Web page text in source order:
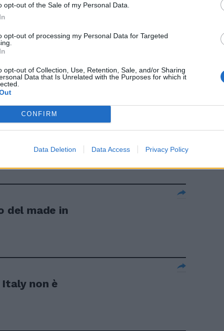
opt-out of the Sale of my Personal Data.
opt-out of processing my Personal Data for Targeted
opt-out of Collection, Use, Retention, Sale, and/or Sharing
Data that Is Unrelated with the Purposes for which it
CONFIRM
Data Deletion Data Access Privacy Policy
e
made in
di vista del
è raccolto
e
anche
del made in
non è